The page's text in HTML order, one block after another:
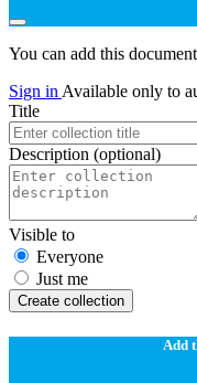
You can add this
Sign in Available only to
Title
Description (optional)
Visible to
Everyone
Just me
Create collection
Add